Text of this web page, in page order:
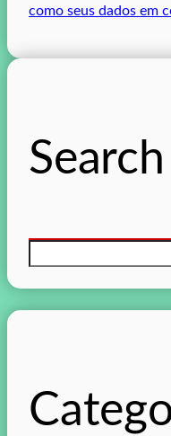
como seus dados em
Search
a